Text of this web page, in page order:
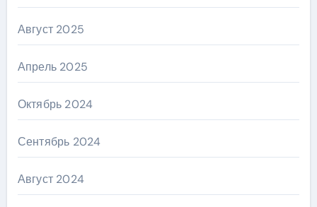
Август 2025
Апрель 2025
Октябрь 2024
Сентябрь 2024
Август 2024